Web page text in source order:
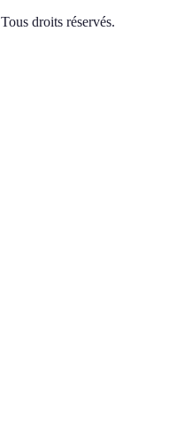
Tous droits réservés.